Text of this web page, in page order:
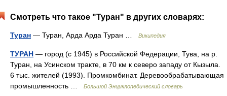
Смотреть что такое "Туран" в других словарях:
Туран — Туран, Арда Арда Туран … Википедия
ТУРАН — город (с 1945) в Российской Федерации, Тува, на р.
Туран, на Усинском тракте, в 70 км к северо западу от Кызыла.
6 тыс. жителей (1993). Промкомбинат. Деревообрабатывающая
промышленность …
Большой Энциклопедический словарь